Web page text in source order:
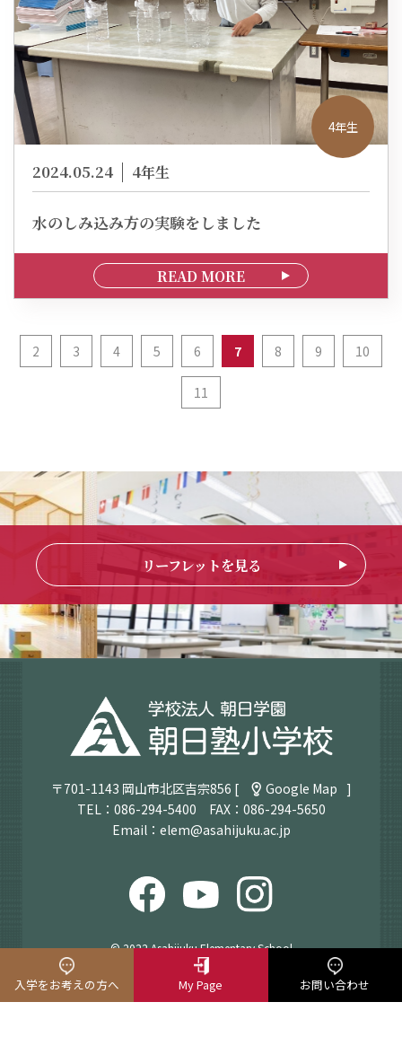
4年生
2024.05.24 4年生
水のしみ込み方の実験をしました
READ MORE
2 3 4 5 6 7 8 9 10
11
リーフレットを見る
〒701-1143 岡山市北区吉宗856 [ Google Map ]
TEL： 086-294-5400 FAX：086-294-5650
Email： elem@asahijuku.ac.jp
© 2022 Asahijuku Elementary School
入学をお考えの方へ My Page お問い合わせ